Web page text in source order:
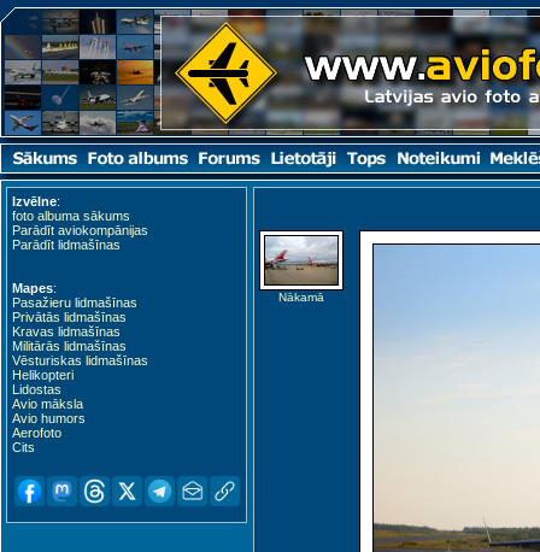
Izvēlne:
foto albuma sākums
Parādīt aviokompānijas
Parādīt lidmašīnas
Mapes:
Pasažieru lidmašīnas
Privātās lidmašīnas
Kravas lidmašīnas
Militārās lidmašīnas
Vēsturiskas lidmašīnas
Helikopteri
Lidostas
Avio māksla
Avio humors
Aerofoto
Cits
Nākamā